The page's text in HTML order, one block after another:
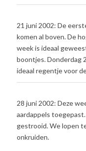
21 juni 2002: De
komen al boven. De
week is ideaal
boontjes. Donderdag
ideaal regentje voor
28 juni 2002: Deze
aardappels
gestrooid. We lopen
onkruiden.